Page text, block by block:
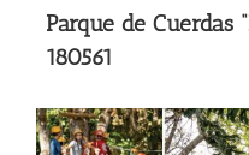
Parque de Cuerdas
180561